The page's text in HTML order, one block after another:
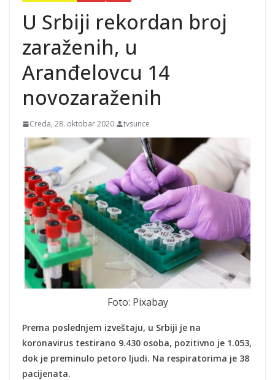
Srbiji
U Srbiji rekordan broj
zaraženih, u
Aranđelovcu 14
novozaraženih
Creda, 28. oktobar 2020. tvsunce
Foto: Pixabay
Prema poslednjem izveštaju, u Srbiji je na
koronavirus testirano 9.430 osoba, pozitivno je 1.053,
dok je preminulo petoro ljudi. Na respiratorima je 38
pacijenata.